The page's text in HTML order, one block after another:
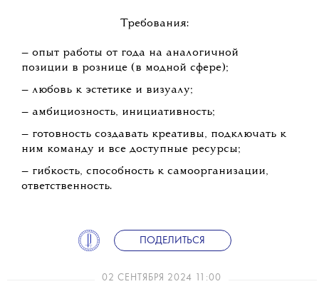
Требования:
— опыт работы от года на аналогичной
позиции в рознице (в модной сфере);
— любовь к эстетике и визуалу;
— амбициозность, инициативность;
— готовность создавать креативы, подключать к
ним команду и все доступные ресурсы;
— гибкость, способность к самоорганизации,
ответственность.
ПОДЕЛИТЬСЯ
02 СЕНТЯБРЯ 2024 11:00